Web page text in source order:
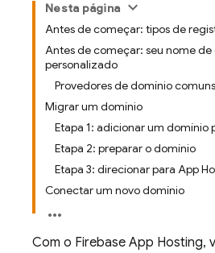
Nesta página
Antes de começar: tipos de
Antes de começar: seu nome
personalizado
Provedores de domínio comuns
Migrar um domínio
Etapa 1: adicionar um domínio
Etapa 2: preparar o domínio
Etapa 3: direcionar para App
Conectar um novo domínio
Com o Firebase App Hosting,